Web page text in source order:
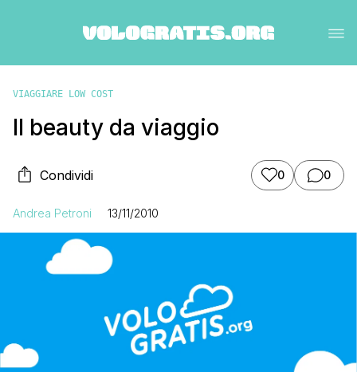
VIAGGIARE LOW COST
Il beauty da viaggio
Condividi 0 0
Andrea Petroni 13/11/2010